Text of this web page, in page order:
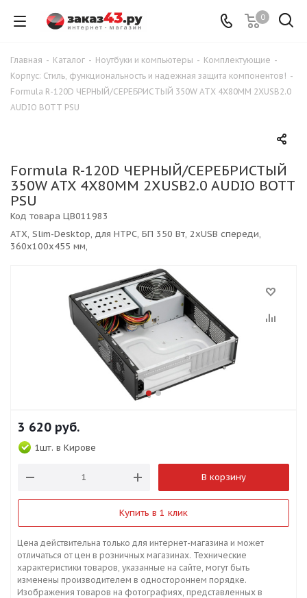
0
Главная - Каталог - Ноутбуки и компьютеры - Комплектующие -
Корпус: Стиль, функциональность и надежная защита компонентов! -
Formula R-120D ЧЕРНЫЙ/СЕРЕБРИСТЫЙ 350W ATX 4X80MM 2XUSB2.0
AUDIO BOTT PSU
Formula R-120D ЧЕРНЫЙ/СЕРЕБРИСТЫЙ
350W ATX 4X80MM 2XUSB2.0 AUDIO BOTT
PSU
ATX, Slim-Desktop, для HTPC, БП 350 Вт, 2xUSB спереди,
360x100x455 мм,
Код товара ЦВ011983
3 620 руб.
1шт. в Кирове
В корзину
Купить в 1 клик
Цена действительна только для интернет-магазина и может
отличаться от цен в розничных магазинах. Технические
характеристики товаров, указанные на сайте, могут быть
изменены производителем в одностороннем порядке.
Изображения товаров на фотографиях, представленных в